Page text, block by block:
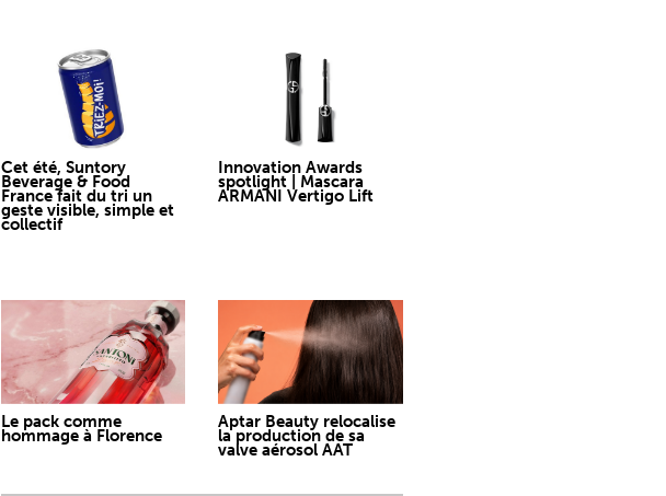
Cet été, Suntory
Beverage & Food
France fait du tri un
geste visible, simple et
collectif
Innovation Awards
spotlight | Mascara
ARMANI Vertigo Lift
Le pack comme
hommage à Florence
Aptar Beauty relocalise
la production de sa
valve aérosol AAT